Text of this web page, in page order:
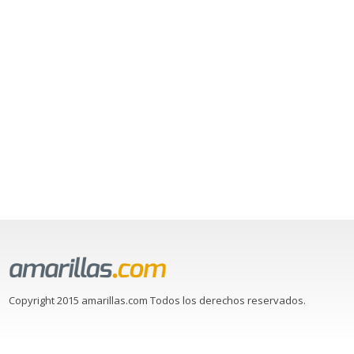
Copyright 2015 amarillas.com Todos los derechos reservados.